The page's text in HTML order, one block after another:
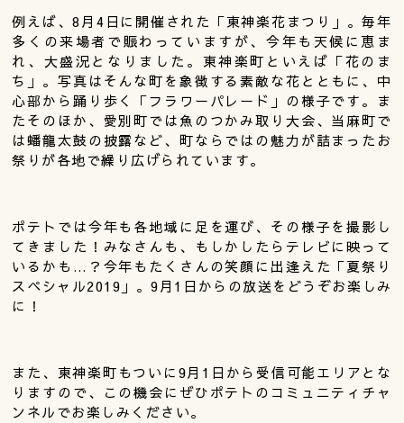
例えば、8月4日に開催された「東神楽花まつり」。毎年
多くの来場者で賑わっていますが、今年も天候に恵ま
れ、大盛況となりました。東神楽町といえば「花のま
ち」。写真はそんな町を象徴する素敵な花とともに、中
心部から踊り歩く「フラワーパレード」の様子です。ま
たそのほか、愛別町では魚のつかみ取り大会、当麻町で
は蟠龍太鼓の披露など、町ならではの魅力が詰まったお
祭りが各地で繰り広げられています。
ポテトでは今年も各地域に足を運び、その様子を撮影し
てきました！みなさんも、もしかしたらテレビに映って
いるかも…？今年もたくさんの笑顔に出逢えた「夏祭り
スペシャル2019」。9月1日からの放送をどうぞお楽しみ
に！
また、東神楽町もついに9月1日から受信可能エリアとな
りますので、この機会にぜひポテトのコミュニティチャ
ンネルでお楽しみください。